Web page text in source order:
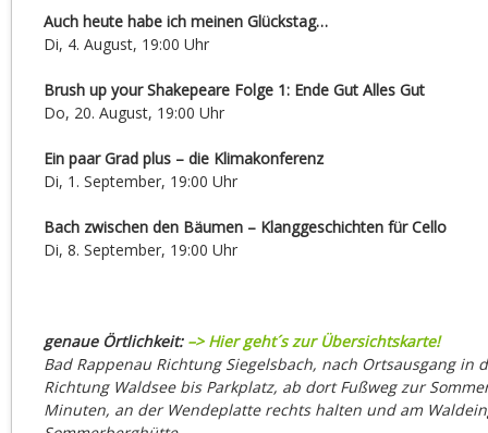
Auch heute habe ich meinen Glückstag…
Di, 4. August, 19:00 Uhr
Brush up your Shakepeare Folge 1: Ende Gut Alles Gut
Do, 20. August, 19:00 Uhr
Ein paar Grad plus – die Klimakonferenz
Di, 1. September, 19:00 Uhr
Bach zwischen den Bäumen – Klanggeschichten für Cello
Di, 8. September, 19:00 Uhr
genaue Örtlichkeit: –> Hier geht´s zur Übersichtskarte!
Bad Rappenau Richtung Siegelsbach, nach Ortsausgang in
Richtung Waldsee bis Parkplatz, ab dort Fußweg zur
Minuten, an der Wendeplatte rechts halten und am